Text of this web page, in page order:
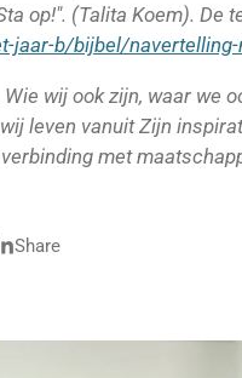
op!". (Talita Koem). De
jaar-b/bijbel/
wij ook zijn, waar we
leven vanuit Zijn
met
Share